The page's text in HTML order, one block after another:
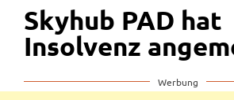
Skyhub PAD hat
Insolvenz
Werbung